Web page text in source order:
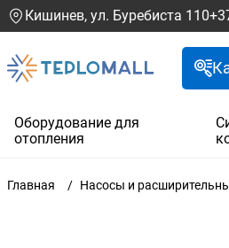
Кишинев, ул. Буребиста 110
Оборудование для
отопления
Главная Насосы и